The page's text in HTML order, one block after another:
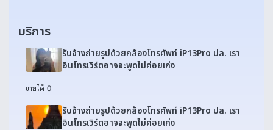
บริการ
รับจ้างถ่ายรูปด้วยกล้องโทรศัพท์ iP13Pro ปล. เรา
อินโทรเวิร์ตอาจจะพูดไม่ค่อยเก่ง
ขายได้ 0
รับจ้างถ่ายรูปด้วยกล้องโทรศัพท์ iP13Pro ปล. เรา
อินโทรเวิร์ตอาจจะพูดไม่ค่อยเก่ง